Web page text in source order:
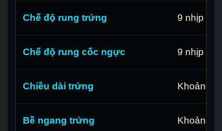
Chế độ rung trứng 9 nhịp
Chế độ rung cốc ngực 9 nhịp
Chiều dài trứng Khoảng
Bề ngang trứng Khoảng